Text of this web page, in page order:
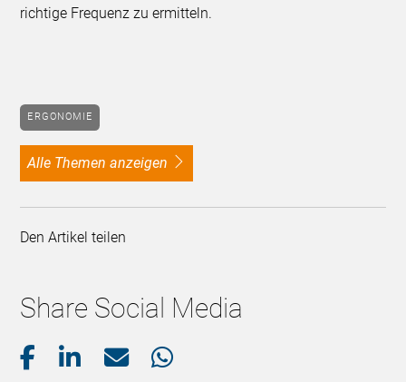
richtige Frequenz zu ermitteln.
ERGONOMIE
alle Themen anzeigen
Den Artikel teilen
Share Social Media